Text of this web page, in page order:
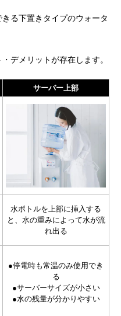
る下置きタイプのウォータ
デメリットが存在します。
サーバー上部
水ボトルを上部に挿入する
と、水の重みによって水が流
れ出る
●停電時も常温のみ使用でき
る
●サーバーサイズが小さい
●水の残量が分かりやすい